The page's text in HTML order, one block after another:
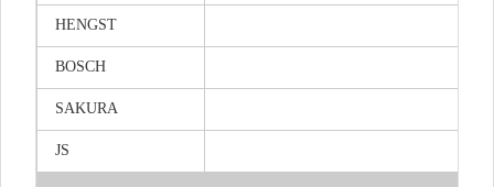
HENGST
BOSCH
SAKURA
JS